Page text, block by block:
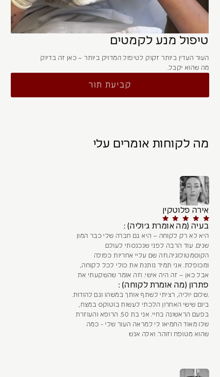
טיפול מנע לקמטים
העור העדין ביותר זקוק לטיפול המדויק ביותר – כאן זה בדיוק
מה שהוא יקבל.
קביעת תור
מה לקוחות אומרים עלי
אירה פלוטקין
בעיה (מה אומרת ג׳וליה) :
היא לא רק לקוחה – היא גם חברה שלי כבר המון
שנים. עוד הרבה לפני שנכנסתי לעולם
הקוסמטולוגיה.וזה שם עליי אחריות כפולה
ומכופלת. אני תמיד נותנת את כולי לכל לקוחה,
אבל כאן – זה היה אישי. וזה אומר שהשקעתי את
פתרון (מה אומרת לקוחה) :
.שלום יוליה, רציתי לשתף אותך במשהו וגם להודות.
ביום שישי האחרון הלכתי לעשות בוטוקס במצח,
בפעם הראשונה בחיי. אני בת 50. הרופא והעוזרת
שלו מאוד החמיאו לי למראה העור שלי - כמה
שהוא מטופח וזוהר. ואלה אנש